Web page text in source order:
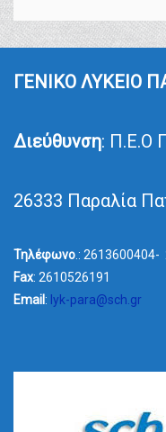
ΓΕΝΙΚΟ ΛΥΚΕΙΟ
Διεύθυνση: Π.Ε.Ο
26333 Παραλία
Τηλέφωνο.: 2613600404-
Fax: 2610526191
Email: lyk-para@sch.gr